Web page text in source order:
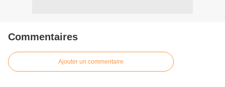
Commentaires
Ajouter un commentaire